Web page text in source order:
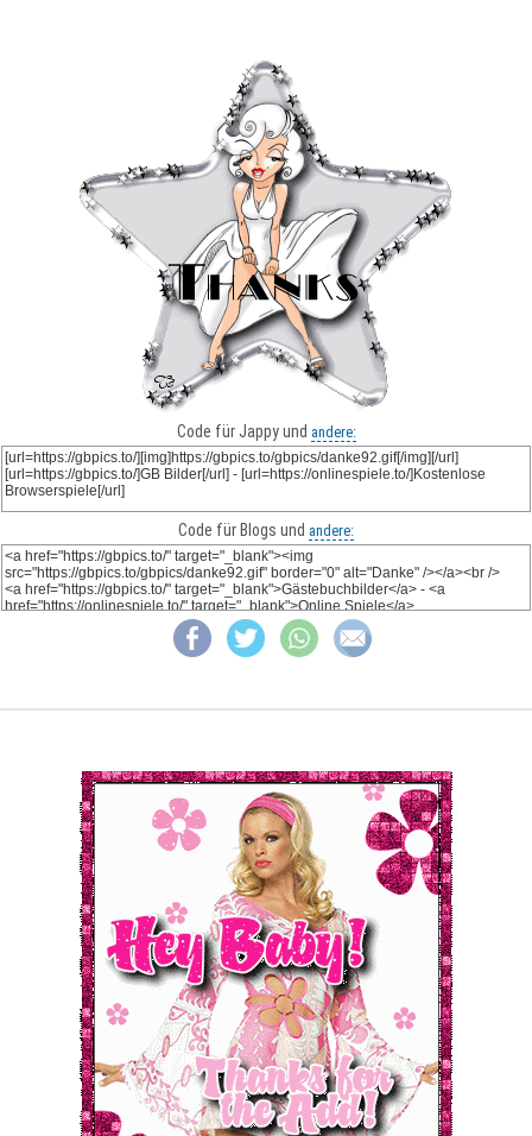
Code für Jappy und andere:
Code für Blogs und andere: